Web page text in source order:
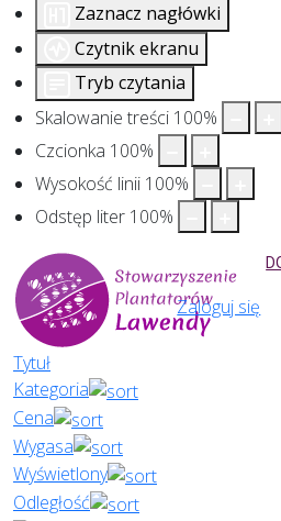
Zaznacz nagłówki
Czytnik ekranu
Tryb czytania
Skalowanie treści 100%
Czcionka 100%
Wysokość linii 100%
Odstęp liter 100%
Zaloguj się
Tytuł
Kategoria
Cena
Wygasa
Wyświetlony
Odległość